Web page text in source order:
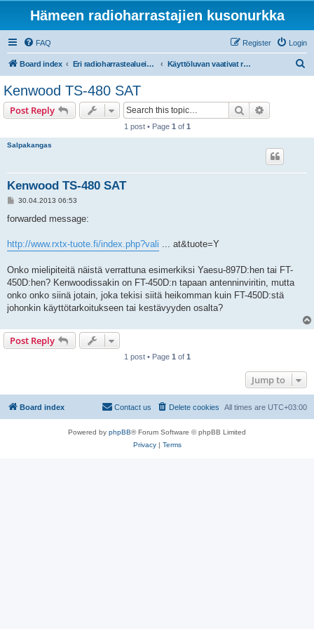
Hämeen radioharrastajien kusonurkka
FAQ Login
Register
Board index Eri radioharrastealueiden mukaiset osastot Käyttöluvan vaativat radiot ja taajuudet
Kenwood TS-480 SAT
Post Reply Search
1 post • Page 1 of 1
Salpakangas
Kenwood TS-480 SAT
P
s
30.04.2013 06:53
forwarded message:
http://www.rxtx-tuote.fi/index.php?vali ... at&tuote=Y
Onko mielipiteitä näistä verrattuna esimerkiksi Yaesu-897D:hen tai FT-
450D:hen? Kenwoodissakin on FT-450D:n tapaan antenninviritin, mutta
onko onko siinä jotain, joka tekisi siitä heikomman kuin FT-450D:stä
johonkin käyttötarkoitukseen tai kestävyyden osalta?
Post Reply
1 post • Page 1 of 1
Jump to
Board index All times are UTC+03:00
Delete cookies
Contact us
Powered by phpBB® Forum Software © phpBB Limited
Privacy| Terms